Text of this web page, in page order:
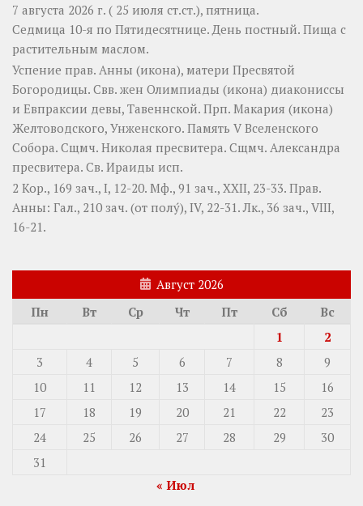
7 августа 2026 г. ( 25 июля ст.ст.), пятница.
Седмица 10-я по Пятидесятнице. День постный. Пища с
растительным маслом.
Успение прав. Анны (икона), матери Пресвятой
Богородицы. Свв. жен Олимпиады (икона) диакониссы
и Евпраксии девы, Тавеннской. Прп. Макария (икона)
Желтоводского, Унженского. Память V Вселенского
Собора. Сщмч. Николая пресвитера. Сщмч. Александра
пресвитера. Св. Ираиды исп.
2 Кор., 169 зач., I, 12-20. Мф., 91 зач., XXII, 23-33. Прав.
Анны: Гал., 210 зач. (от полу́), IV, 22-31. Лк., 36 зач., VIII,
16-21.
Август 2026
Пн
Вт Ср Чт Пт Сб
Вс
1
2
3
4 5 6 7 8
9
10
11 12 13 14 15
16
17
18 19 20 21 22
23
24
25 26 27 28 29
30
31
« Июл